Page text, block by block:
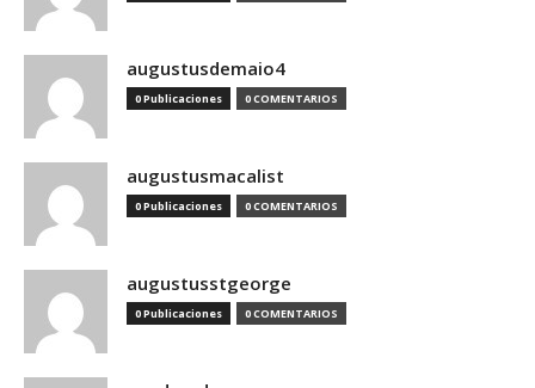
augustusdemaio4
0 Publicaciones 0 COMENTARIOS
augustusmacalist
0 Publicaciones 0 COMENTARIOS
augustusstgeorge
0 Publicaciones 0 COMENTARIOS